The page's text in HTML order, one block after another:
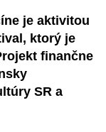
je aktivitou
ktorý je
finančne
SR a